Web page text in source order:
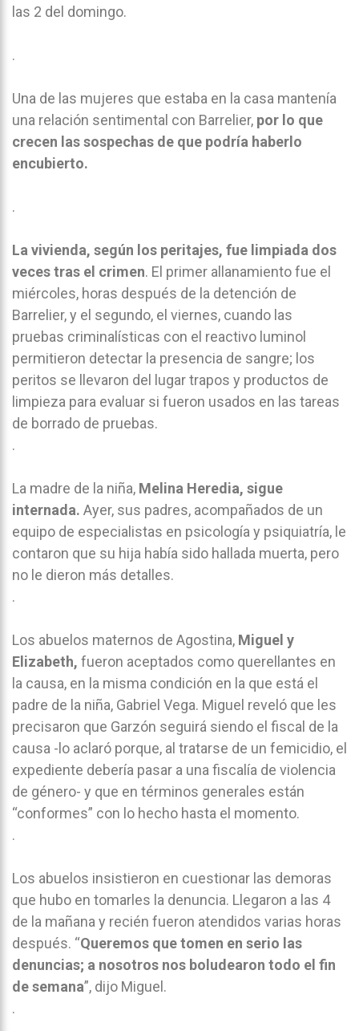
las 2 del domingo.
.
Una de las mujeres que estaba en la casa mantenía
una relación sentimental con Barrelier, por lo que
crecen las sospechas de que podría haberlo
encubierto.
.
La vivienda, según los peritajes, fue limpiada dos
veces tras el crimen. El primer allanamiento fue el
miércoles, horas después de la detención de
Barrelier, y el segundo, el viernes, cuando las
pruebas criminalísticas con el reactivo luminol
permitieron detectar la presencia de sangre; los
peritos se llevaron del lugar trapos y productos de
limpieza para evaluar si fueron usados en las tareas
de borrado de pruebas.
.
La madre de la niña, Melina Heredia, sigue
internada. Ayer, sus padres, acompañados de un
equipo de especialistas en psicología y psiquiatría, le
contaron que su hija había sido hallada muerta, pero
no le dieron más detalles.
.
Los abuelos maternos de Agostina, Miguel y
Elizabeth, fueron aceptados como querellantes en
la causa, en la misma condición en la que está el
padre de la niña, Gabriel Vega. Miguel reveló que les
precisaron que Garzón seguirá siendo el fiscal de la
causa -lo aclaró porque, al tratarse de un femicidio, el
expediente debería pasar a una fiscalía de violencia
de género- y que en términos generales están
“conformes” con lo hecho hasta el momento.
.
Los abuelos insistieron en cuestionar las demoras
que hubo en tomarles la denuncia. Llegaron a las 4
de la mañana y recién fueron atendidos varias horas
después. “Queremos que tomen en serio las
denuncias; a nosotros nos boludearon todo el fin
de semana”, dijo Miguel.
.